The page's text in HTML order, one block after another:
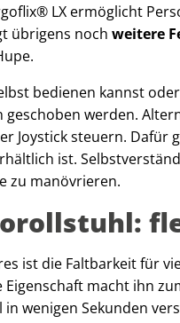
LX ermöglicht
übrigens noch weitere
bedienen kannst
werden.
Joystick steuern. Dafür
ist.
zu manövrieren.
ist die Faltbarkeit für
macht ihn
wenigen Sekunden